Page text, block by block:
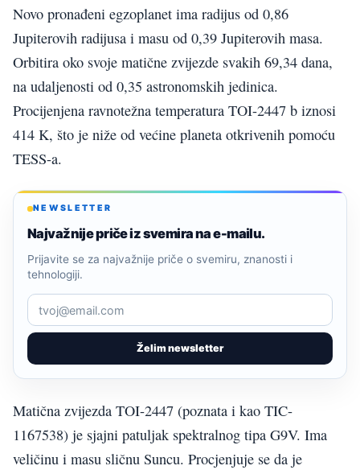
Novo pronađeni egzoplanet ima radijus od 0,86
Jupiterovih radijusa i masu od 0,39 Jupiterovih masa.
Orbitira oko svoje matične zvijezde svakih 69,34 dana,
na udaljenosti od 0,35 astronomskih jedinica.
Procijenjena ravnotežna temperatura TOI-2447 b iznosi
414 K, što je niže od većine planeta otkrivenih pomoću
TESS-a.
NEWSLETTER
Najvažnije priče iz svemira na e-mailu.
Želim newsletter
Prijavite se za najvažnije priče o svemiru, znanosti i
tehnologiji.
Matična zvijezda TOI-2447 (poznata i kao TIC-
1167538) je sjajni patuljak spektralnog tipa G9V. Ima
veličinu i masu sličnu Suncu. Procjenjuje se da je